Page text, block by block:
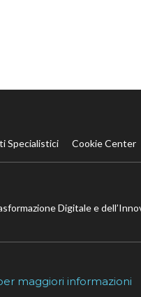
Specialistici Cookie Center
Digitale e
maggiori informazioni